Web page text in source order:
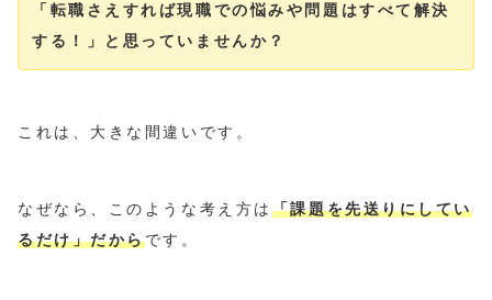
「転職さえすれば現職での悩みや問題はすべて解決
する！」と思っていませんか？
これは、大きな間違いです。
なぜなら、このような考え方は 「課題を先送りにしてい
るだけ」だからです。